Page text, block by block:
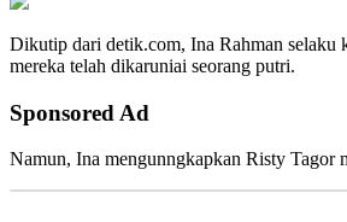
Dikutip dari detik.com, Ina Rahman selaku
mereka telah dikaruniai seorang putri.
Sponsored Ad
Namun, Ina mengunngkapkan Risty Tagor